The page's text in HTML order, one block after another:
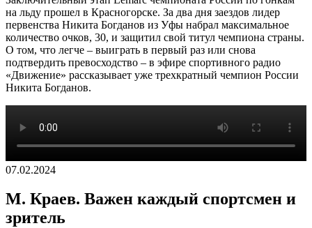
на льду прошел в Красногорске. За два дня заездов лидер
первенства Никита Богданов из Уфы набрал максимальное
количество очков, 30, и защитил свой титул чемпиона страны.
О том, что легче – выиграть в первый раз или снова
подтвердить превосходство – в эфире спортивного радио
«Движение» рассказывает уже трехкратный чемпион России
Никита Богданов.
07.02.2024
М. Краев. Важен каждый спортсмен и
зритель